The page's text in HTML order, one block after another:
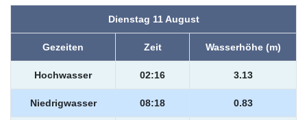
Dienstag 11 August
Gezeiten Zeit Wasserhöhe (m)
Hochwasser 02:16 3.13
Niedrigwasser 08:18 0.83